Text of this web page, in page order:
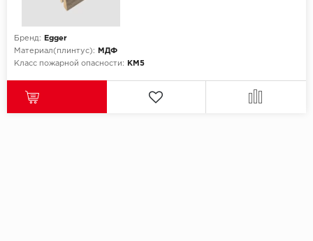
Бренд:
Egger
Материал(плинтус):
МДФ
Класс пожарной опасности:
КМ5